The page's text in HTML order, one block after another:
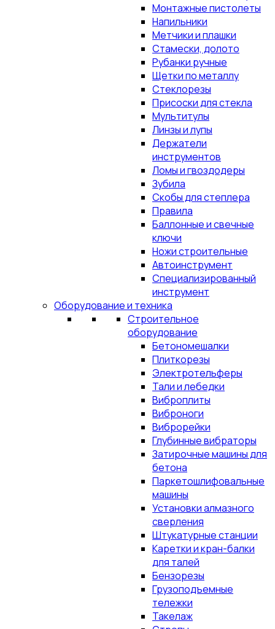
Монтажные пистолеты
Напильники
Метчики и плашки
Стамески, долото
Рубанки ручные
Щетки по металлу
Стеклорезы
Присоски для стекла
Мультитулы
Линзы и лупы
Держатели
инструментов
Ломы и гвоздодеры
Зубила
Скобы для степлера
Правила
Баллонные и свечные
ключи
Ножи строительные
Автоинструмент
Специализированный
инструмент
Оборудование и техника
Строительное
оборудование
Бетономешалки
Плиткорезы
Электротельферы
Тали и лебедки
Виброплиты
Виброноги
Виброрейки
Глубинные вибраторы
Затирочные машины для
бетона
Паркетошлифовальные
машины
Установки алмазного
сверления
Штукатурные станции
Каретки и кран-балки
для талей
Бензорезы
Грузоподъемные
тележки
Такелаж